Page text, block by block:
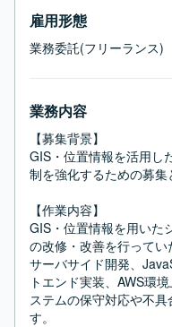
雇用形態
業務委託(フリーランス)
業務内容
【募集背景】
GIS・位置情報を活用し
制を強化するための募集
【作業内容】
GIS・位置情報を用いた
の改修・改善を行って
サーバサイド開発、
トエンド実装、AWS環
ステムの保守対応や不
す。